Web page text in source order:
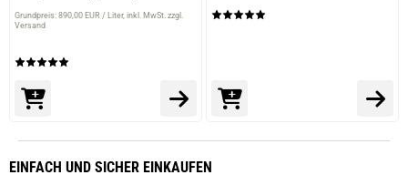
Grundpreis: 890,00 EUR / Liter inkl. MwSt. zzgl.
Versand
EINFACH UND SICHER EINKAUFEN